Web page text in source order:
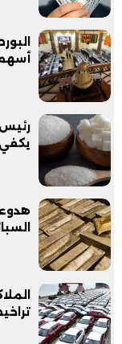
أسهم
رئيس